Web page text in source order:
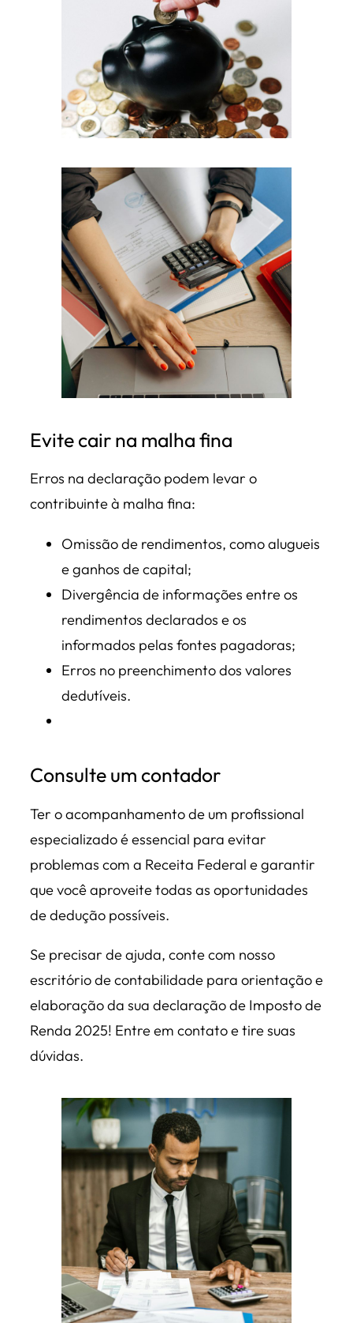
Evite cair na malha fina
Erros na declaração podem levar o
contribuinte à malha fina:
Omissão de rendimentos, como alugueis
e ganhos de capital;
Divergência de informações entre os
rendimentos declarados e os
informados pelas fontes pagadoras;
Erros no preenchimento dos valores
dedutíveis.
Consulte um contador
Ter o acompanhamento de um profissional
especializado é essencial para evitar
problemas com a Receita Federal e garantir
que você aproveite todas as oportunidades
de dedução possíveis.
Se precisar de ajuda, conte com nosso
escritório de contabilidade para orientação e
elaboração da sua declaração de Imposto de
Renda 2025! Entre em contato e tire suas
dúvidas.